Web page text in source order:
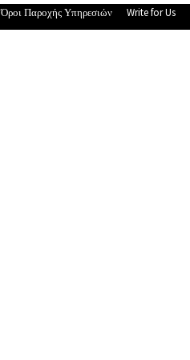
Όροι Παροχής Υπηρεσιών Write for Us